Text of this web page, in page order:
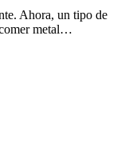
Ahora, un tipo de
comer metal…